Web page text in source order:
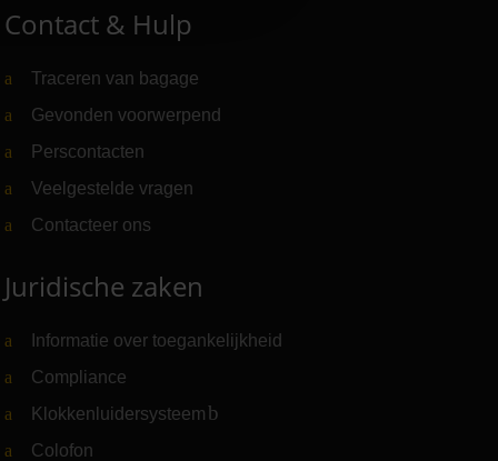
Contact & Hulp
Traceren van bagage
Gevonden voorwerpend
Perscontacten
Veelgestelde vragen
Contacteer ons
Juridische zaken
Informatie over toegankelijkheid
Compliance
Klokkenluidersysteem (Link naar externe website)
Colofon